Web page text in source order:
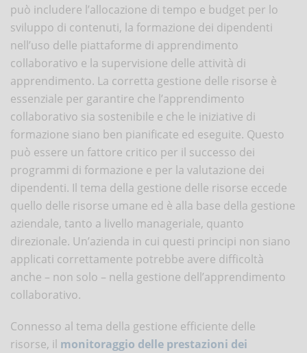
può includere l’allocazione di tempo e budget per lo
sviluppo di contenuti, la formazione dei dipendenti
nell’uso delle piattaforme di apprendimento
collaborativo e la supervisione delle attività di
apprendimento. La corretta gestione delle risorse è
essenziale per garantire che l’apprendimento
collaborativo sia sostenibile e che le iniziative di
formazione siano ben pianificate ed eseguite. Questo
può essere un fattore critico per il successo dei
programmi di formazione e per la valutazione dei
dipendenti. Il tema della gestione delle risorse eccede
quello delle risorse umane ed è alla base della gestione
aziendale, tanto a livello manageriale, quanto
direzionale. Un’azienda in cui questi principi non siano
applicati correttamente potrebbe avere difficoltà
anche – non solo – nella gestione dell’apprendimento
collaborativo.
Connesso al tema della gestione efficiente delle
risorse, il monitoraggio delle prestazioni dei